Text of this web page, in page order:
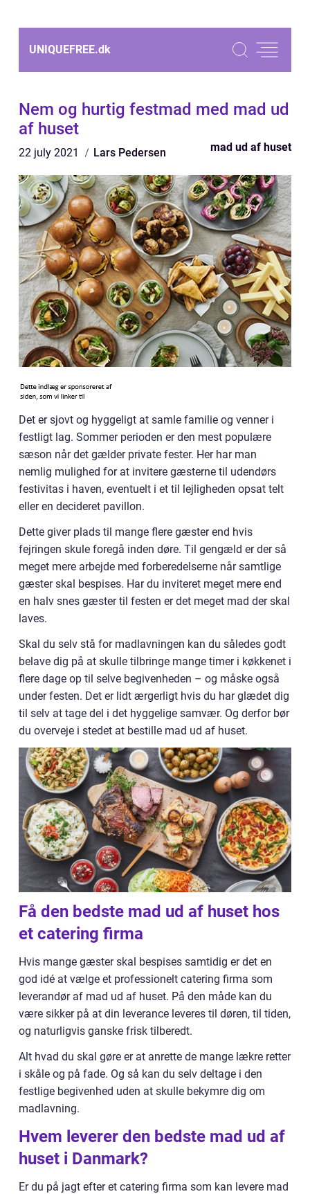
UNIQUEFREE.dk
Nem og hurtig festmad med mad ud
af huset
22 july 2021 Lars Pedersen mad ud af huset
Det er sjovt og hyggeligt at samle familie og venner i
festligt lag. Sommer perioden er den mest populære
sæson når det gælder private fester. Her har man
nemlig mulighed for at invitere gæsterne til udendørs
festivitas i haven, eventuelt i et til lejligheden opsat telt
eller en decideret pavillon.
Dette giver plads til mange flere gæster end hvis
fejringen skule foregå inden døre. Til gengæld er der så
meget mere arbejde med forberedelserne når samtlige
gæster skal bespises. Har du inviteret meget mere end
en halv snes gæster til festen er det meget mad der skal
laves.
Skal du selv stå for madlavningen kan du således godt
belave dig på at skulle tilbringe mange timer i køkkenet i
flere dage op til selve begivenheden – og måske også
under festen. Det er lidt ærgerligt hvis du har glædet dig
til selv at tage del i det hyggelige samvær. Og derfor bør
du overveje i stedet at bestille mad ud af huset.
Få den bedste mad ud af huset hos
et catering firma
Hvis mange gæster skal bespises samtidig er det en
god idé at vælge et professionelt catering firma som
leverandør af mad ud af huset. På den måde kan du
være sikker på at din leverance leveres til døren, til tiden,
og naturligvis ganske frisk tilberedt.
Alt hvad du skal gøre er at anrette de mange lækre retter
i skåle og på fade. Og så kan du selv deltage i den
festlige begivenhed uden at skulle bekymre dig om
madlavning.
Hvem leverer den bedste mad ud af
huset i Danmark?
Er du på jagt efter et catering firma som kan levere mad